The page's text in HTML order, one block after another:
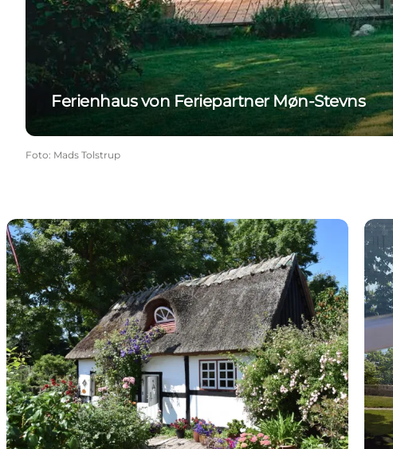
Ferienhaus von Feriepartner Møn-Stevns
Foto: Mads Tolstrup
Bed & Breakfast auf Südseeland & Møn